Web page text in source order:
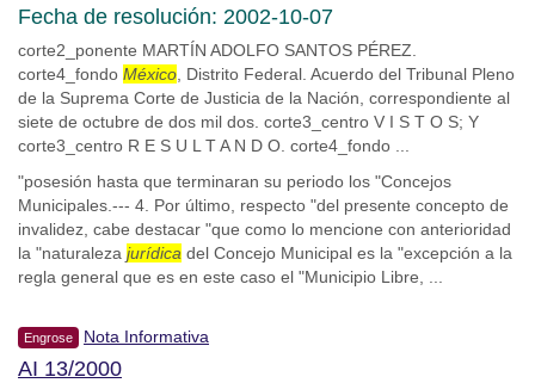
Fecha de resolución: 2002-10-07
corte2_ponente MARTÍN ADOLFO SANTOS PÉREZ.
corte4_fondo México , Distrito Federal. Acuerdo del Tribunal Pleno
de la Suprema Corte de Justicia de la Nación, correspondiente al
siete de octubre de dos mil dos. corte3_centro V I S T O S; Y
corte3_centro R E S U L T A N D O. corte4_fondo ...
"posesión hasta que terminaran su periodo los "Concejos
Municipales.--- 4. Por último, respecto "del presente concepto de
invalidez, cabe destacar "que como lo mencione con anterioridad
la "naturaleza jurídica del Concejo Municipal es la "excepción a la
regla general que es en este caso el "Municipio Libre, ...
Engrose Nota Informativa
AI 13/2000